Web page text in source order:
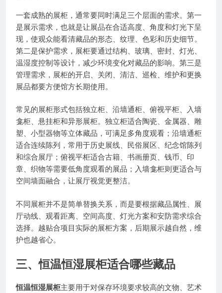
一套成熟的展柜，通常要同时满足三个层面的需求。第一
是展示需求，也就是让展品在合适高度、角度和灯光下呈
现，使观众能看清藏品的形态、纹理、色彩和历史细节。
第二是保护需求，展柜要通过结构、玻璃、密封、灯光、
温湿度控制等设计，减少环境变化对藏品的影响。第三是
管理需求，展柜的开启、关闭、清洁、巡检、维护和更换
展品都要方便馆方长期使用。
常见的展柜形式包括独立柜、沿墙通柜、俯视平柜、入墙
龛柜、悬挂柜和异形展柜。独立柜适合陶瓷、金属器、雕
塑、小型器物等立体藏品，可满足多角度观看；沿墙通柜
适合连续陈列，常用于历史展线、民俗展区、纪念馆陈列
和综合展厅；俯视平柜适合古籍、书画册页、钱币、印
章、织物等需要低角度观看的展品；入墙龛柜则更适合与
空间墙面融合，让展厅视觉更整洁。
不同展柜并不是简单替换关系，而是要根据藏品属性、展
厅动线、观看距离、空间高度、灯光方案和安防需求综合
选择。越贴合项目实际的展柜方案，后期展示越自然，维
护也越省心。
三、恒温恒湿展柜适合哪些藏品
恒温恒湿展柜主要用于对保存环境要求较高的文物、艺术